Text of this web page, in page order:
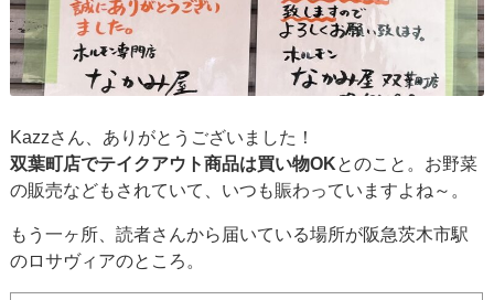
Kazzさん、ありがとうございました！
双葉町店でテイクアウト商品は買い物OKとのこと。お野菜
の販売などもされていて、いつも賑わっていますよね～。
もう一ヶ所、読者さんから届いている場所が阪急茨木市駅
のロサヴィアのところ。